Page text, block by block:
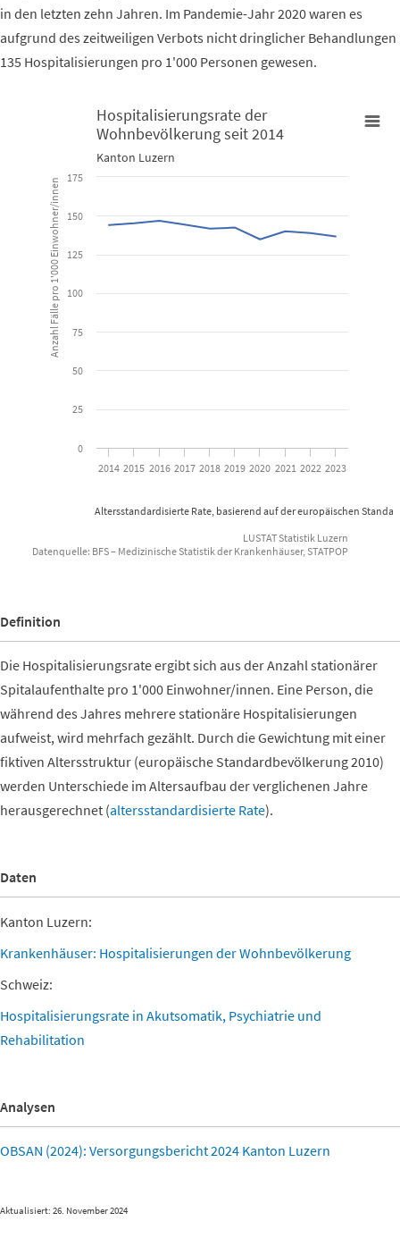
in den letzten zehn Jahren. Im Pandemie-Jahr 2020 waren es
aufgrund des zeitweiligen Verbots nicht dringlicher Behandlungen
135 Hospitalisierungen pro 1'000 Personen gewesen.
Hospitalisierungsrate der Wohnbevölkerung seit 2014
Kanton Luzern
View as data table, Hospitalisierungsrate der
The chart has 1 X axis displaying categories.
The chart has 1 Y axis displaying Anzahl Fälle pro 1'000
Altersstandardisierte Rate, basierend auf der europäischen
Anzahl Fälle pro 1'000 Einwohner/innen
Hospitalisierungsrate der
Wohnbevölkerung seit 2014
Kanton Luzern
2014 2015 2016 2017 2018 2019 2020 2021 2022 2023
0
25
50
75
100
125
150
175
LUSTAT Statistik Luzern
Datenquelle: BFS – Medizinische Statistik der Krankenhäuser, STATPOP
Definition
Die Hospitalisierungsrate ergibt sich aus der Anzahl stationärer
Spitalaufenthalte pro 1'000 Einwohner/innen. Eine Person, die
während des Jahres mehrere stationäre Hospitalisierungen
aufweist, wird mehrfach gezählt. Durch die Gewichtung mit einer
fiktiven Altersstruktur (europäische Standardbevölkerung 2010)
werden Unterschiede im Altersaufbau der verglichenen Jahre
herausgerechnet (altersstandardisierte Rate).
Daten
Kanton Luzern:
Krankenhäuser: Hospitalisierungen der Wohnbevölkerung
Schweiz:
Hospitalisierungsrate in Akutsomatik, Psychiatrie und
Rehabilitation
Analysen
OBSAN (2024): Versorgungsbericht 2024 Kanton Luzern
Aktualisiert: 26. November 2024